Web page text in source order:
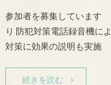
参加者を募集しています
り 防犯対策電話録音機に
対策に効果の説明も実施
続きを読む